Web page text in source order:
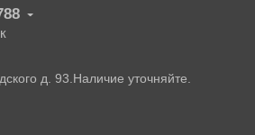
д. 93.Наличие уточняйте.